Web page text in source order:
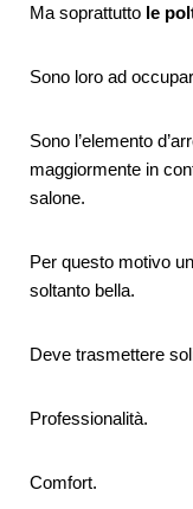
Ma soprattutto le
Sono loro ad
Sono l’elemento
maggiormente in
salone.
Per questo motivo
soltanto bella.
Deve trasmettere
Professionalità.
Comfort.